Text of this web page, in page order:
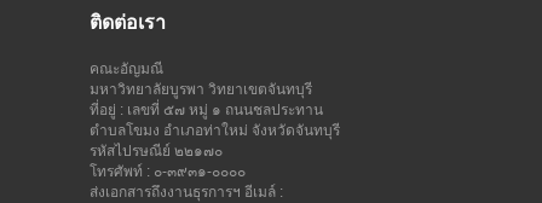
ติดต่อเรา
คณะอัญมณี
มหาวิทยาลัยบูรพา วิทยาเขตจันทบุรี
ที่อยู่ : เลขที่ ๕๗ หมู่ ๑ ถนนชลประทาน
ตำบลโขมง อำเภอท่าใหม่ จังหวัดจันทบุรี
รหัสไปรษณีย์ ๒๒๑๗๐
โทรศัพท์ : ๐-๓๙๓๑-๐๐๐๐
ส่งเอกสารถึงงานธุรการฯ อีเมล์ :